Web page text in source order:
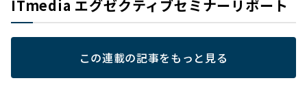
ITmedia エグゼクティブセミナーリポート
この連載の記事をもっと見る